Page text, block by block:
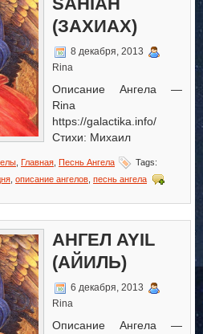
(ЗАХИАХ)
8 декабря, 2013
Rina
Описание Ангела —
Rina
https://galactika.info/
Стихи: Михаил
Главная Песнь Ангела
Tags:
описание ангелов песнь ангела
АНГЕЛ AYIL
(АЙИЛЬ)
6 декабря, 2013
Rina
Описание Ангела —